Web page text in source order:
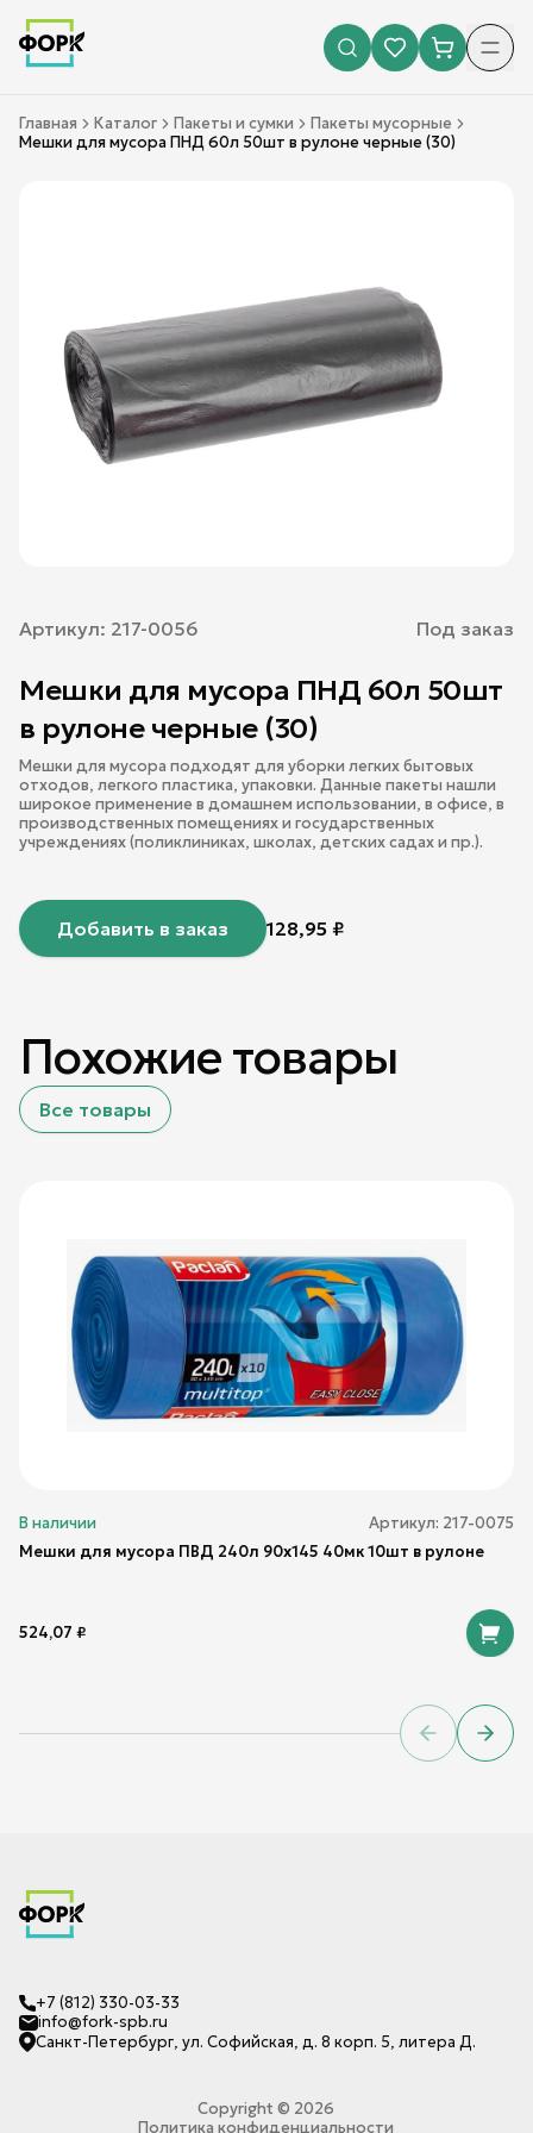
Главная Каталог Пакеты и сумки
Пакеты мусорные
Мешки для мусора ПНД 60л 50шт в рулоне черные (30)
Артикул: 217-0056 Под заказ
Мешки для мусора ПНД 60л 50шт
в рулоне черные (30)
Мешки для мусора подходят для уборки легких бытовых
отходов, легкого пластика, упаковки. Данные пакеты нашли
широкое применение в домашнем использовании, в офисе, в
производственных помещениях и государственных
учреждениях (поликлиниках, школах, детских садах и пр.).
Добавить в заказ 128,95 ₽
Похожие товары
Все товары
В наличии Артикул: 217-0075
Мешки для мусора ПВД 240л 90х145 40мк 10шт в рулоне
524,07 ₽
Previous
Next
+7 (812) 330-03-33
info@fork-spb.ru
Санкт-Петербург, ул. Софийская, д. 8 корп. 5, литера Д.
Copyright © 2026
Политика конфиденциальности